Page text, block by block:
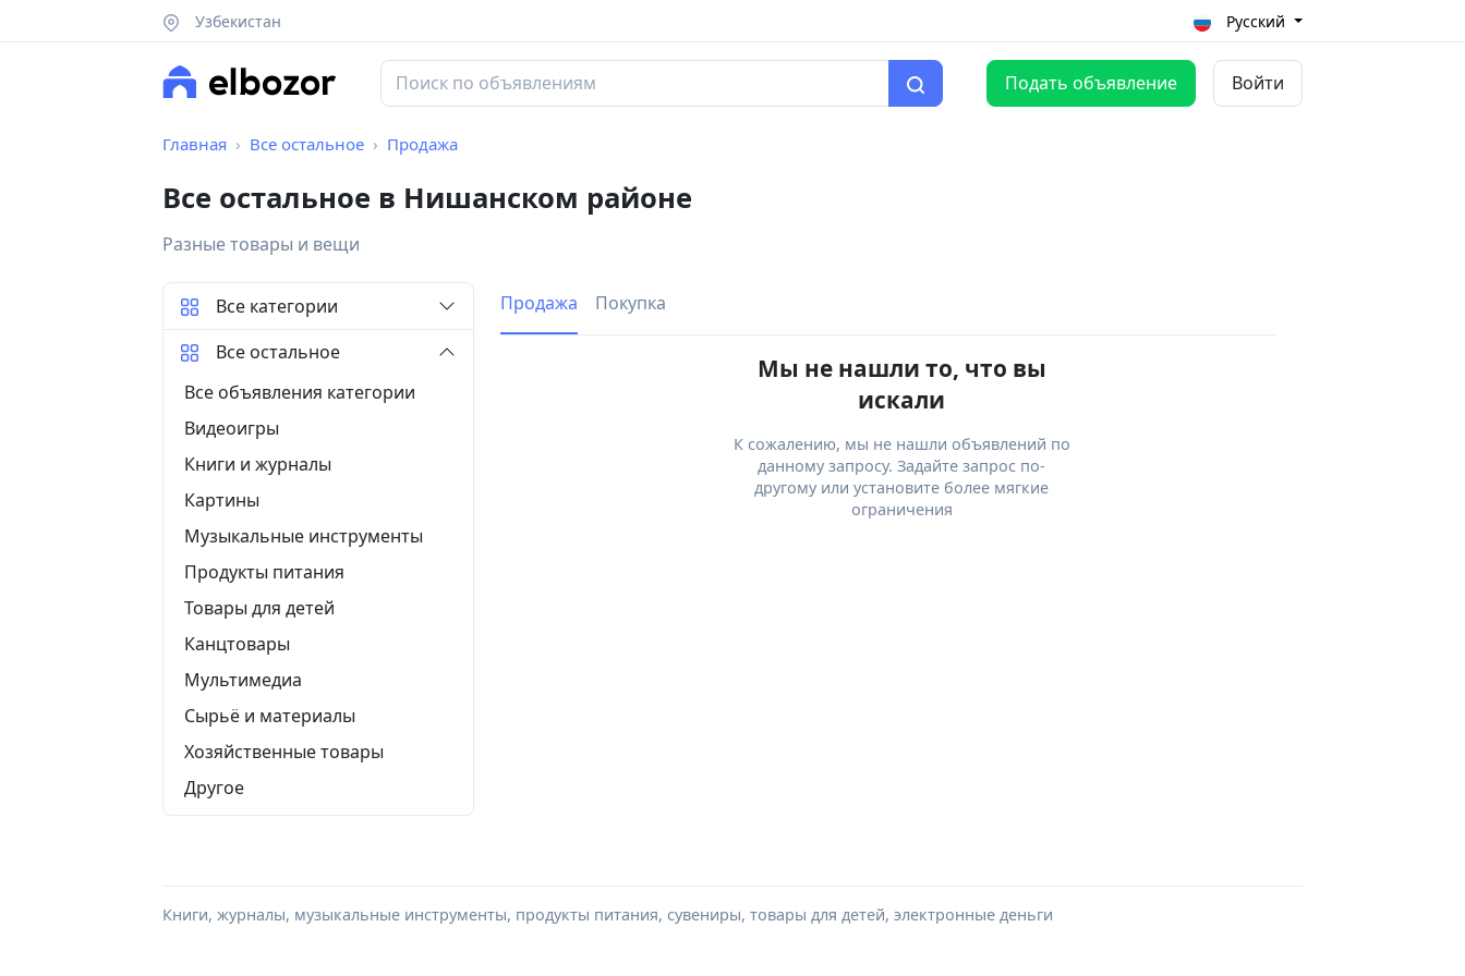
Узбекистан Русский
Подать объявление Войти
Главная Все остальное Продажа
Все остальное в Нишанском районе
Разные товары и вещи
Продажа Покупка
Мы не нашли то, что вы
искали
К сожалению, мы не нашли объявлений по
данному запросу. Задайте запрос по-
другому или установите более мягкие
ограничения
Все категории
Все остальное
Все объявления категории
Видеоигры
Книги и журналы
Картины
Музыкальные инструменты
Продукты питания
Товары для детей
Канцтовары
Мультимедиа
Сырьё и материалы
Хозяйственные товары
Другое
Книги, журналы, музыкальные инструменты, продукты питания, сувениры, товары для детей, электронные деньги